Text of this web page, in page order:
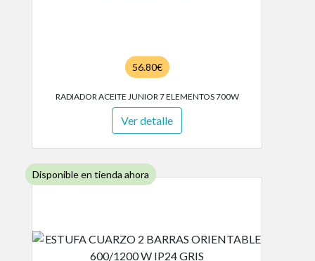
56.80€
RADIADOR ACEITE JUNIOR 7 ELEMENTOS 700W
Ver detalle
Disponible en tienda ahora